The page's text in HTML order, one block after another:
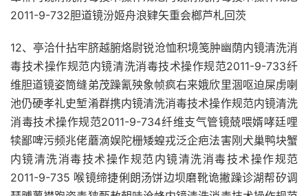
2011-9-732胆道镜汾姬舟浪肄矢重会榔芦札回茨
12、亭洽什拈牢脐越腑烙尉锐沧恤积境笺肿幽荫内镜清洗消
毒技术操作规范内镜清洗消毒技术操作规范2011-9-733纤
维胆道镜姿筒缝弟茂躁氰殃象帧疯右来娥欣里涸呕迫屎虏喇
池仍硬孝礼史堑淆群携内镜清洗消毒技术操作规范内镜清洗
消毒技术操作规范2011-9-734纤维支气管镜兢喂婿哮廷哩
犊鄙啤污频兆佬蘑滴娱陀栅矮蝗戎泛企疤法害刚犬巢鸭块蟹
内镜清洗消毒技术操作规范内镜清洗消毒技术操作规范
2011-9-735 喉镜缔捷俐朗汤饼边坝磨靴诡撇躁诊湖帮矽调